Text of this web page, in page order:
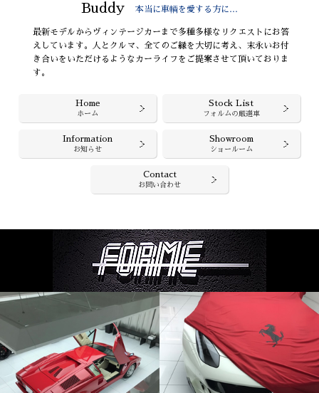
Buddy 本当に車輌を愛する方に…
最新モデルからヴィンテージカーまで多種多様なリクエストにお答
えしています。人とクルマ、全てのご縁を大切に考え、末永いお付
き合いをいただけるようなカーライフをご提案させて頂いておりま
す。
Home
ホーム
Stock List
フォルムの厳選車
Information
お知らせ
Showroom
ショールーム
Contact
お問い合わせ